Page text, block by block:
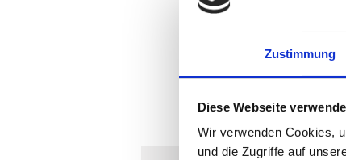
Zustimmung
Diese Webseite
Wir verwenden Cookies,
und die Zugriffe auf